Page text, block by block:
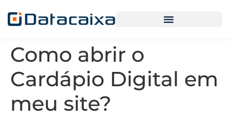
Como abrir o
Cardápio Digital em
meu site?